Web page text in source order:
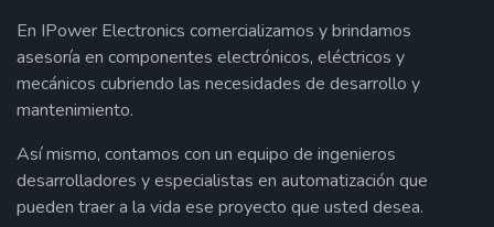
En IPower Electronics comercializamos y brindamos
asesoría en componentes electrónicos, eléctricos y
mecánicos cubriendo las necesidades de desarrollo y
mantenimiento.
Así mismo, contamos con un equipo de ingenieros
desarrolladores y especialistas en automatización que
pueden traer a la vida ese proyecto que usted desea.